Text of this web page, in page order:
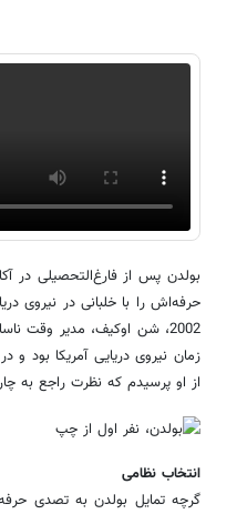
2002، شن اوکیف، مدیر وقت
زمان نیروی دریایی آمریکا بود
از او پرسیدم که نظرت راجع به
انتخاب نظامی
گرچه تمایل بولدن به تصدی